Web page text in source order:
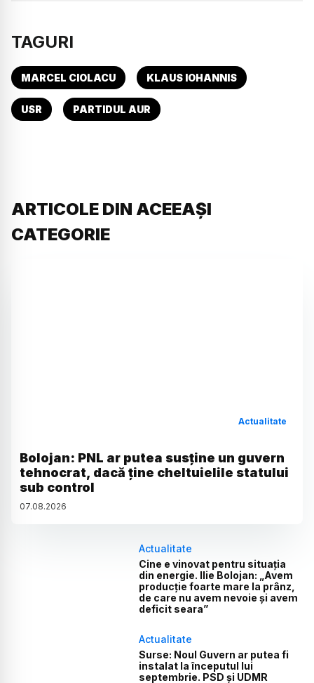
TAGURI
MARCEL CIOLACU KLAUS IOHANNIS
USR PARTIDUL AUR
ARTICOLE DIN ACEEAȘI
CATEGORIE
Actualitate
Bolojan: PNL ar putea susține un guvern
tehnocrat, dacă ține cheltuielile statului
sub control
07.08.2026
Actualitate
Cine e vinovat pentru situația
din energie. Ilie Bolojan: „Avem
producție foarte mare la prânz,
de care nu avem nevoie și avem
deficit seara”
Actualitate
Surse: Noul Guvern ar putea fi
instalat la începutul lui
septembrie. PSD și UDMR